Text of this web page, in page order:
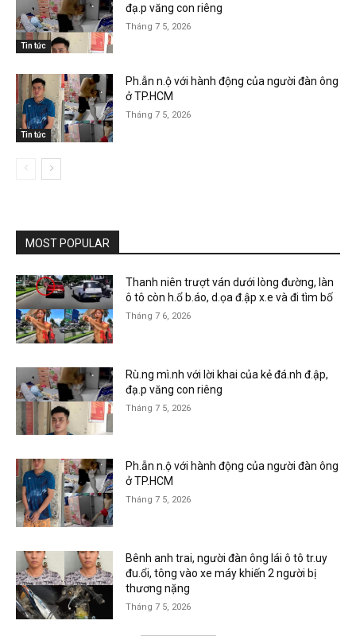
Tin tức
đạ.p văng con riêng
Tháng 7 5, 2026
Tin tức
Ph.ẫn n.ộ với hành động của người đàn ông
ở TP.HCM
Tháng 7 5, 2026
MOST POPULAR
Thanh niên trượt ván dưới lòng đường, làn
ô tô còn h.ổ b.áo, d.ọa đ.ập x.e và đi tìm bố
Tháng 7 6, 2026
Rù.ng mì.nh với lời khai của kẻ đá.nh đ.ập,
đạ.p văng con riêng
Tháng 7 5, 2026
Ph.ẫn n.ộ với hành động của người đàn ông
ở TP.HCM
Tháng 7 5, 2026
Bênh anh trai, người đàn ông lái ô tô tr.uy
đu.ổi, tông vào xe máy khiến 2 người bị
thương nặng
Tháng 7 5, 2026